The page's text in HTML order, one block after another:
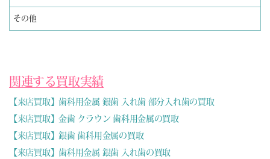
その他
関連する買取実績
【来店買取】歯科用金属 銀歯 入れ歯 部分入れ歯の買取
【来店買取】金歯 クラウン 歯科用金属の買取
【来店買取】銀歯 歯科用金属の買取
【来店買取】歯科用金属 銀歯 入れ歯の買取